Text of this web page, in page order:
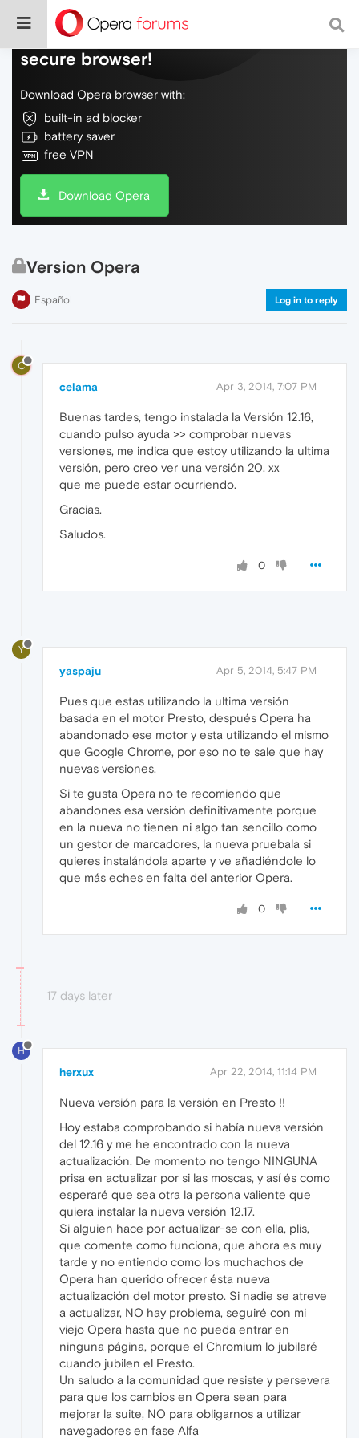
Do more on the web, with a fast and
secure browser!
Download Opera browser with:
built-in ad blocker
battery saver
free VPN
Download Opera
Version Opera
Español Log in to reply
C
celama Apr 3, 2014, 7:07 PM
Buenas tardes, tengo instalada la Versión 12.16,
cuando pulso ayuda >> comprobar nuevas
versiones, me indica que estoy utilizando la ultima
versión, pero creo ver una versión 20. xx
que me puede estar ocurriendo.
Gracias.
Saludos.
0
Y
yaspaju Apr 5, 2014, 5:47 PM
Pues que estas utilizando la ultima versión
basada en el motor Presto, después Opera ha
abandonado ese motor y esta utilizando el mismo
que Google Chrome, por eso no te sale que hay
nuevas versiones.
Si te gusta Opera no te recomiendo que
abandones esa versión definitivamente porque
en la nueva no tienen ni algo tan sencillo como
un gestor de marcadores, la nueva pruebala si
quieres instalándola aparte y ve añadiéndole lo
que más eches en falta del anterior Opera.
0
17 days later
H
herxux Apr 22, 2014, 11:14 PM
Nueva versión para la versión en Presto !!
Hoy estaba comprobando si había nueva versión
del 12.16 y me he encontrado con la nueva
actualización. De momento no tengo NINGUNA
prisa en actualizar por si las moscas, y así és como
esperaré que sea otra la persona valiente que
quiera instalar la nueva versión 12.17.
Si alguien hace por actualizar-se con ella, plis,
que comente como funciona, que ahora es muy
tarde y no entiendo como los muchachos de
Opera han querido ofrecer ésta nueva
actualización del motor presto. Si nadie se atreve
a actualizar, NO hay problema, seguiré con mi
viejo Opera hasta que no pueda entrar en
ninguna página, porque el Chromium lo jubilaré
cuando jubilen el Presto.
Un saludo a la comunidad que resiste y persevera
para que los cambios en Opera sean para
mejorar la suite, NO para obligarnos a utilizar
navegadores en fase Alfa